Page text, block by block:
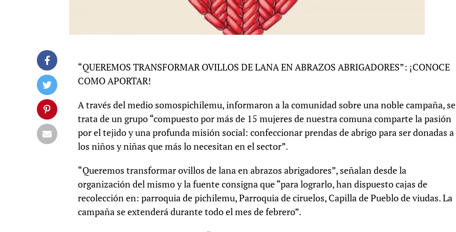
“QUEREMOS TRANSFORMAR OVILLOS DE LANA EN ABRAZOS ABRIGADORES”: ¡CONOCE
COMO APORTAR!
A través del medio somospichilemu, informaron a la comunidad sobre una noble campaña, se
trata de un grupo “compuesto por más de 15 mujeres de nuestra comuna comparte la pasión
por el tejido y una profunda misión social: confeccionar prendas de abrigo para ser donadas a
los niños y niñas que más lo necesitan en el sector”.
“Queremos transformar ovillos de lana en abrazos abrigadores”, señalan desde la
organización del mismo y la fuente consigna que “para lograrlo, han dispuesto cajas de
recolección en: parroquia de pichilemu, Parroquia de ciruelos, Capilla de Pueblo de viudas. La
campaña se extenderá durante todo el mes de febrero”.